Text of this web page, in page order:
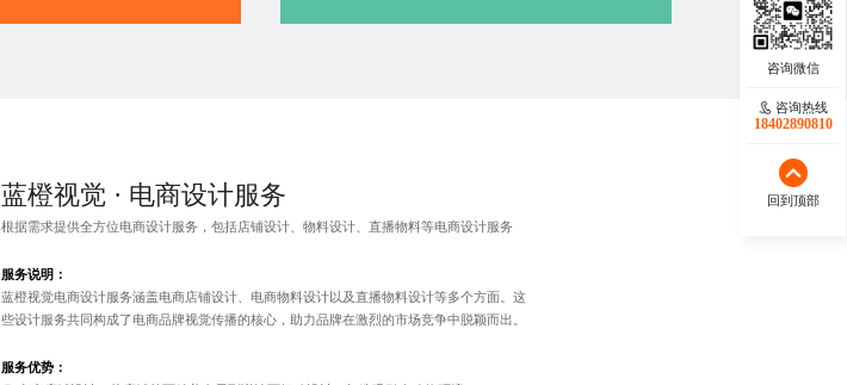
蓝橙视觉 · 电商设计服务
根据需求提供全方位电商设计服务 ，包括店铺设计、物料设计、直播物料等电商设计服务
服务说明：
蓝橙视觉电商设计服务涵盖电商店铺设计、电商物料设计以及直播物料设计等多个方面。这
些设计服务共同构成了电商品牌视觉传播的核心，助力品牌在激烈的市场竞争中脱颖而出。
服务优势：
咨询热线
17723342546
回到顶部
咨询热线
18402890810
回到顶部